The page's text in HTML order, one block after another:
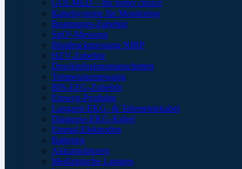
GOLMED – the better choice
Kabelsysteme für Monitoring
Beatmungs-Zubehör
SpO²-Messung
Blutdruckmessung NIBP
HZV-Zubehör
Druckinfusionsmanschetten
Temperaturmessung
BIS-EEG-Zubehör
Einweg-Produkte
Langzeit-EKG- & Telemetriekabel
Diagnose-EKG-Kabel
Einmal-Elektroden
Batterien
Akkumulatoren
Medizinische Lampen